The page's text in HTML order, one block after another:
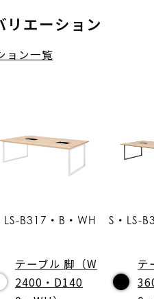
リエーション
ョン一覧
LS-B317・B・WH
テーブル 脚（W
2400・D140
S・LS-
テ